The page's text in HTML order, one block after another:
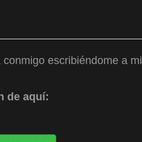
escribiéndome a mi
de aquí: